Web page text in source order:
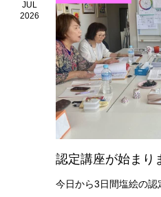
JUL
2026
認定講座が始まり
今日から3日間塩絵の